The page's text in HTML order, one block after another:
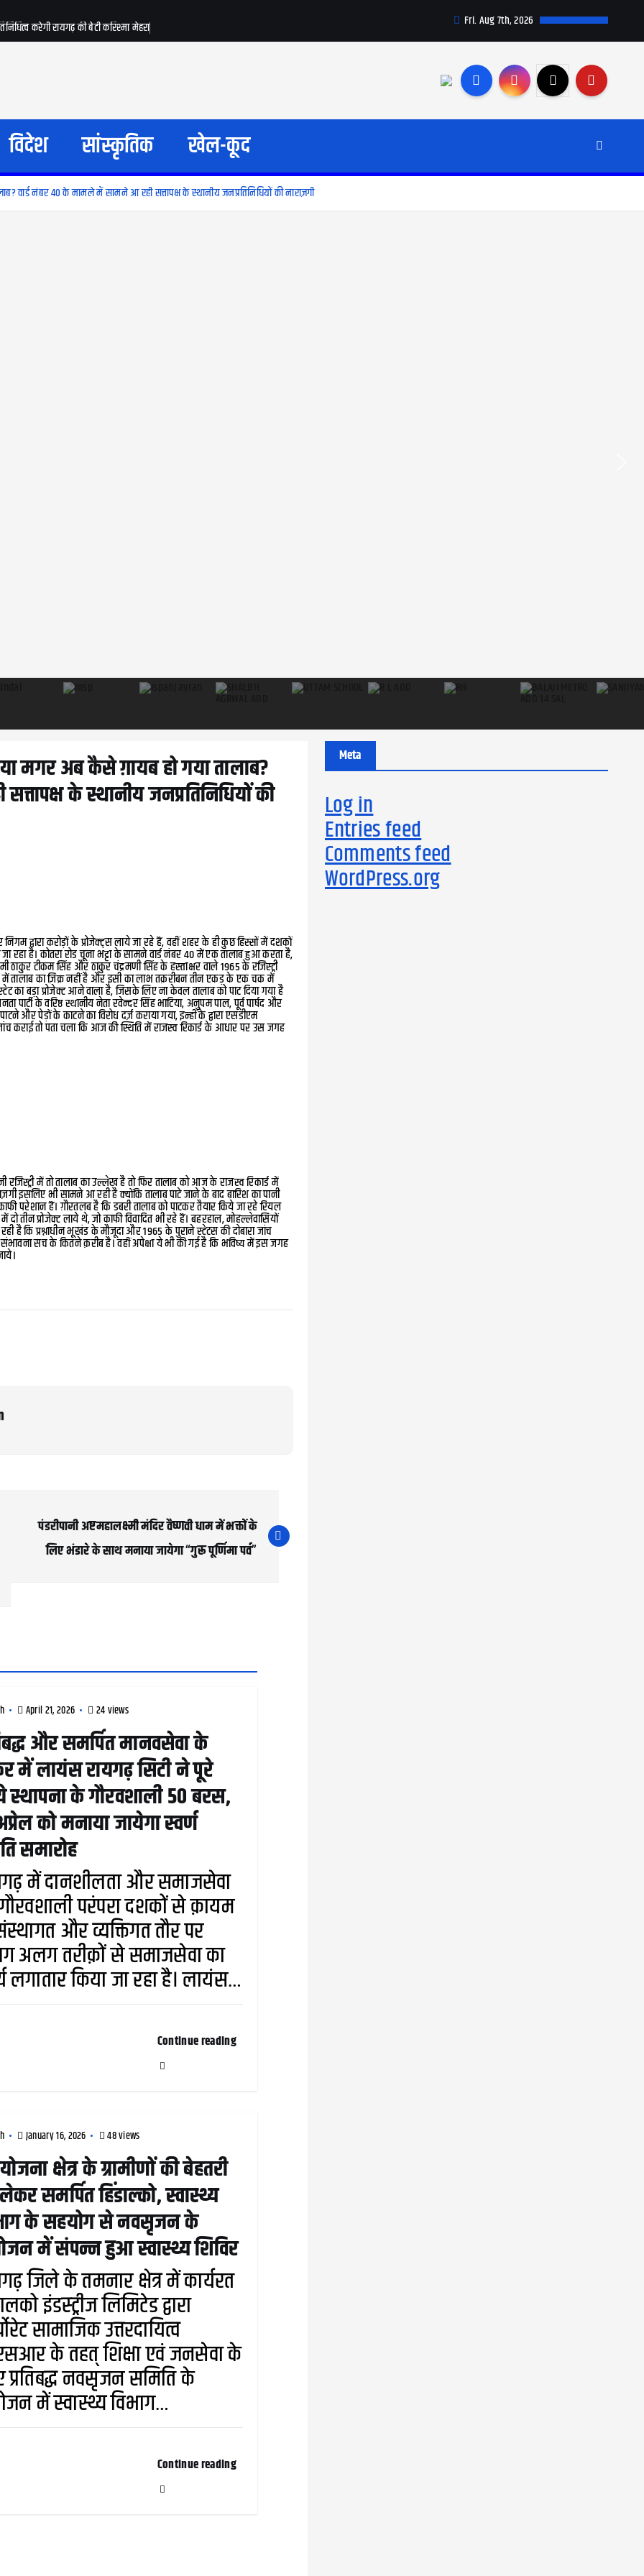
करेगी रायगढ़ की बेटी करिश्मा मेहरा
Fri. Aug 7th, 2026
विदेश सांस्कृतिक खेल-कूद
वार्ड नंबर 40 के मामले में सामने आ रही सत्तापक्ष के स्थानीय जनप्रतिनिधियों की नाराज़गी
मगर अब कैसे ग़ायब हो गया तालाब?
के स्थानीय जनप्रतिनिधियों की
द्वारा करोड़ों के प्रोजेक्ट्स लाये जा रहे हैं, वहीं शहर के ही कुछ हिस्सों में दशकों
रहा है। कोतरा रोड चूना भट्टा के सामने वार्ड नंबर 40 में एक तालाब हुआ करता है,
टीकम सिंह और ठाकुर चंद्रमणी सिंह के हस्ताक्षर वाले 1965 के रजिस्ट्री
का ज़िक्र नहीं है और इसी का लाभ तक़रीबन तीन एकड़ के एक चक में
बड़ा प्रोजेक्ट आने वाला है, जिसके लिए ना केवल तालाब को पाट दिया गया है
के वरिष्ठ स्थानीय नेता रवेन्दर सिंह भाटिया, अनुपम पाल, पूर्व पार्षद और
और पेड़ों के काटने का विरोध दर्ज़ कराया गया, इन्हीं के द्वारा एसडीएम
कराई तो पता चला कि आज की स्थिति में राजस्व रिकार्ड के आधार पर उस जगह
रजिस्ट्री में तो तालाब का उल्लेख है तो फिर तालाब को आज के राजस्व रिकार्ड में
इसलिए भी सामने आ रही है क्योंकि तालाब पाटे जाने के बाद बारिश का पानी
परेशान हैं। ग़ौरतलब है कि डबरी तालाब को पाटकर तैयार किये जा रहे रियल
प्रोजेक्ट लाये थे, जो काफी विवादित भी रहे हैं। बहरहाल, मोहल्लेवासियों
है कि प्रश्नाधीन भूखंड के मौजूदा और 1965 के पुराने स्टेटस की दोबारा जांच
सच के कितने क़रीब है। वहीं अपेक्षा ये भी की गई है कि भविष्य में इस जगह
पंडरीपानी अष्टमहालक्ष्मी मंदिर वैष्णवी धाम में भक्तों के
लिए भंडारे के साथ मनाया जायेगा “गुरू पूर्णिमा पर्व”
April 21, 2026 24 views
और समर्पित मानवसेवा के
में लायंस रायगढ़ सिटी ने पूरे
स्थापना के गौरवशाली 50 बरस,
को मनाया जायेगा स्वर्ण
समारोह
में दानशीलता और समाजसेवा
परंपरा दशकों से क़ायम
और व्यक्तिगत तौर पर
अलग तरीक़ों से समाजसेवा का
लगातार किया जा रहा है। लायंस…
Continue reading
January 16, 2026 48 views
क्षेत्र के ग्रामीणों की बेहतरी
समर्पित हिंडाल्को, स्वास्थ्य
के सहयोग से नवसृजन के
में संपन्न हुआ स्वास्थ्य शिविर
जिले के तमनार क्षेत्र में कार्यरत
इंडस्ट्रीज लिमिटेड द्वारा
सामाजिक उत्तरदायित्व
के तहत् शिक्षा एवं जनसेवा के
प्रतिबद्ध नवसृजन समिति के
में स्वास्थ्य विभाग…
Continue reading
Meta
Log in
Entries feed
Comments feed
WordPress.org